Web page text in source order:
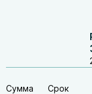
Сумма Срок